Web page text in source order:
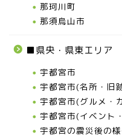
那珂川町
那須烏山市
■県央・県東エリア
宇都宮市
宇都宮市(名所・旧
宇都宮市(グルメ・
宇都宮市(イベント
宇都宮の震災後の